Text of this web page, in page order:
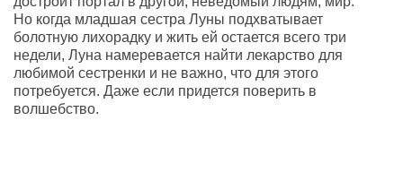
Но когда младшая сестра Луны подхватывает
болотную лихорадку и жить ей остается всего три
недели, Луна намеревается найти лекарство для
любимой сестренки и не важно, что для этого
потребуется. Даже если придется поверить в
волшебство.